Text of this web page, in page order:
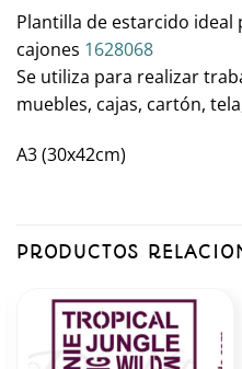
Plantilla de estarcido ideal
cajones 1628068
Se utiliza para realizar
muebles, cajas, cartón,
A3 (30x42cm)
PRODUCTOS